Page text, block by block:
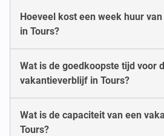
Hoeveel kost een week huur
in Tours?
Wat is de goedkoopste tijd voor
vakantieverblijf in Tours?
Wat is de capaciteit van een
Tours?